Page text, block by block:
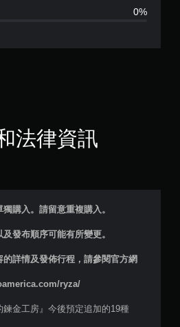
5
星
，
3
0%
法律資訊
購入。請留意重複購入。
發布順序可能有所變更。
詳情及發佈行程，請參閱官方網
ryza/
金工房』今後預定追加的19種